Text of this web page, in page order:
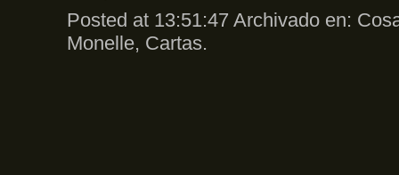
Posted at 13:51:47 Archivado en:
Monelle, Cartas.